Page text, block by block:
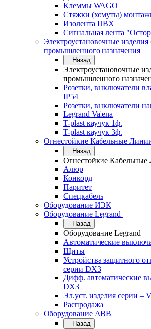
Клеммы WAGO
Стяжки (хомуты)
Изолента ПВХ
Сигнальная лента
Электроустановочные изделия
промышленного назначения
Назад
Электроустановочные
промышленного
Розетки, выключатели
IP54
Розетки, выключатели
Legrand Valena
T-plast каучук 1ф.
T-plast каучук 3ф.
Огнестойкие Кабельные
Назад
Огнестойкие
Алюр
Конкорд
Паритет
Спецкабель
Оборудование ИЭК
Оборудование Legrand
Назад
Оборудование Legrand
Автоматические
Щиты
Устройства защитного
серии DX3
Дифф. автоматические
DX3
Эл.уст. изделия серии –
Распродажа
Оборудование АВВ
Назад